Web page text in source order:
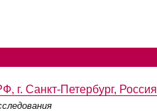
Санкт-Петербург, Россия